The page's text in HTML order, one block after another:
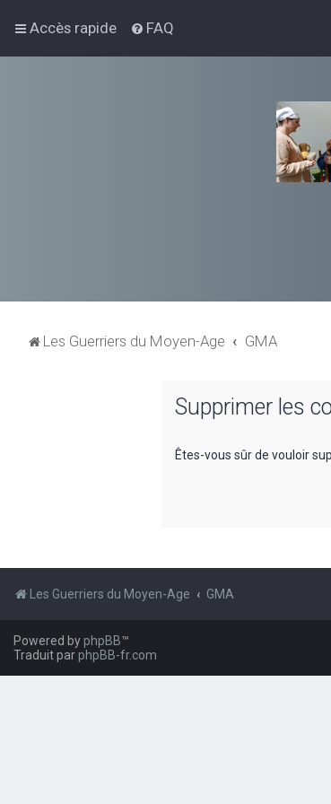
Accès rapide FAQ
Les Guerriers du Moyen-Age GMA
Supprimer les
Êtes-vous sûr de vouloir
Les Guerriers du Moyen-Age GMA
Powered byphpBB™
Traduit parphpBB-fr.com